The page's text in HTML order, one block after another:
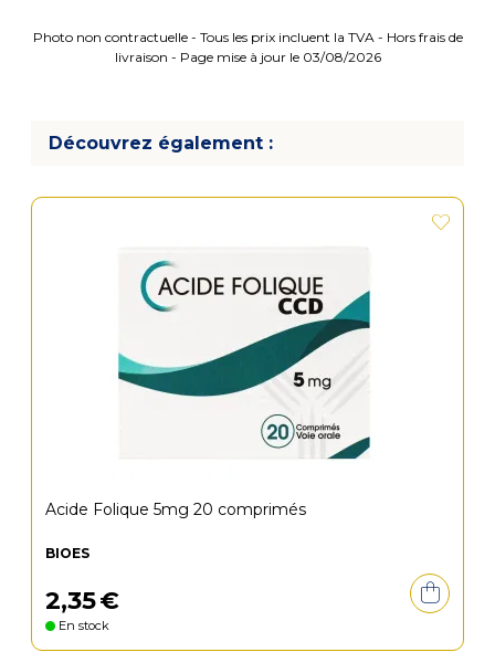
Photo non contractuelle - Tous les prix incluent la TVA - Hors frais de
livraison - Page mise à jour le 03/08/2026
Découvrez également :
Acide Folique 5mg 20 comprimés
BIOES
2,35€
En stock